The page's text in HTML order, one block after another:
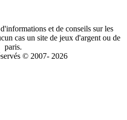
et de conseils sur les
cas un site de jeux d'argent ou de
paris.
© 2007- 2026